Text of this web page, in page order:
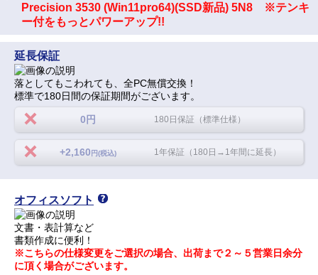
Precision 3530 (Win11pro64)(SSD新品) 5N8 ※テンキ
ー付をもっとパワーアップ!!
延長保証
落としてもこわれても、全PC無償交換！
標準で180日間の保証期間がございます。
0円 180日保証（標準仕様）
+2,160 円(税込) 1年保証（180日→1年間に延長）
オフィスソフト
文書・表計算など
書類作成に便利！
※こちらの仕様変更をご選択の場合、出荷まで２～５営業日余分
に頂く場合がございます。